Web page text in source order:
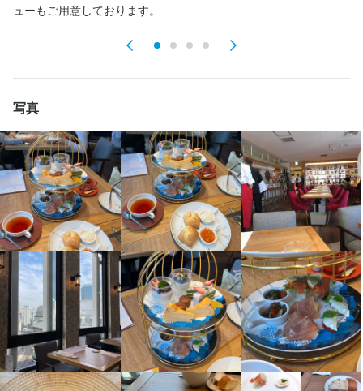
ューもご用意しております。
写真
特徴
新卒歓迎 第二新卒歓迎 フリーター歓迎
駅チカ(徒歩5分以内)
上場企業 面接1回
仕事内容
★大丸神戸店内のイタリアンレストラン★
イタリア料理界の有名シェフが手掛ける
落ち着いた雰囲気のオシャレなレストラン☆
▼お任せするお仕事は・・・
■お客様のご案内
■料理ドリンクの提供・ご説明
■お会計・リセット
などなど、まずは出来るところからチャレンジしましょう＞
この仕事のおすすめポイント
まかない・食事補助あり 制服貸与
特徴
学歴不問
フリーター歓迎
女性活躍中
ブランクOK 駅チカ(徒歩5分以内) 上場企業 面接1回
仕事内容
★日本橋高島屋内のイタリアンレストラン★
イタリア料理界の有名シェフが手掛ける
落ち着いた雰囲気のオシャレなレストラン☆
▼お任せするお仕事は・・・
■簡単な仕込みや調理
■盛り付け
■食器洗い